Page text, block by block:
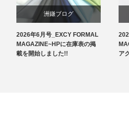
洲鎌ブログ
2026年6月号_EXCY FORMAL
MAGAZINE~HPに在庫表の掲
載を開始しました!!
ア